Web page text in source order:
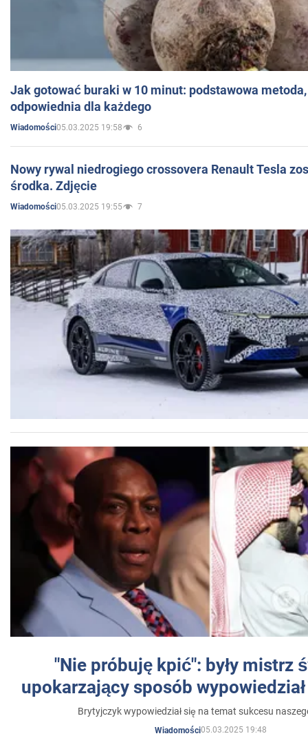
Jak gotować buraki w 10 minut: podstawowa
odpowiednia dla każdego
Wiadomości05.03.2025 19:58 6
Nowy rywal niedrogiego crossovera Renault Tesla
środka. Zdjęcie
Wiadomości05.03.2025 19:55 7
"Nie próbuję kpić": były mistrz
upokarzający sposób
Brytyjczyk wypowiedział się na temat sukcesu
Wiadomości05.03.2025 19:48